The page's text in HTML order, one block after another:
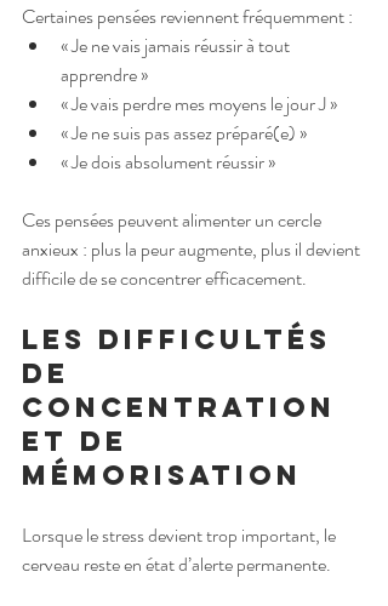
Certaines pensées reviennent fréquemment :
« Je ne vais jamais réussir à tout
apprendre »
« Je vais perdre mes moyens le jour J »
« Je ne suis pas assez préparé(e) »
« Je dois absolument réussir »
Ces pensées peuvent alimenter un cercle
anxieux : plus la peur augmente, plus il devient
difficile de se concentrer efficacement.
Les difficultés
de
concentration
et de
mémorisation
Lorsque le stress devient trop important, le
cerveau reste en état d’alerte permanente.